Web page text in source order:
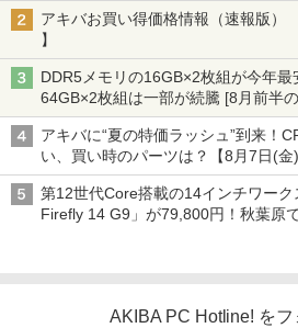
アキバお買い得価格情報（速報版）
】
DDR5メモリの16GB×2枚組が今年
64GB×2枚組は一部が続騰 [8月前半
アキバに“夏の特価ラッシュ”到来！
い、買い時のパーツは？【8月7日(金
第12世代Core搭載の14インチワー
Firefly 14 G9」が79,800円！秋葉原
AKIBA PC Hotline! をフ